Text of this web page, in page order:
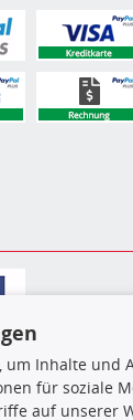
um Inhalte und
für soziale
auf unserer